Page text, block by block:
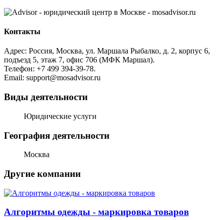
Контакты
Адрес: Россия, Москва, ул. Маршала Рыбалко, д. 2, корпус 6,
подъезд 5, этаж 7, офис 706 (МФК Маршал).
Телефон: +7 499 394-39-78.
Email: support@mosadvisor.ru
Виды деятельности
Юридические услуги
География деятельности
Москва
Другие компании
Алгоритмы одежды - маркировка товаров